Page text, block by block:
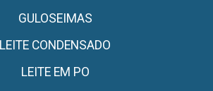
GULOSEIMAS
LEITE CONDENSADO
LEITE EM PO